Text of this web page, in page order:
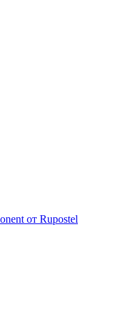
от Rupostel